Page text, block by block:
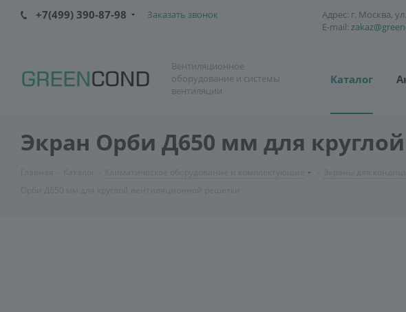
+7(499) 390-87-98 Заказать звонок
Адрес: г. Москва,
E-mail:
Вентиляционное
оборудование и системы
вентиляции
Каталог
Экран Орби Д650 мм для